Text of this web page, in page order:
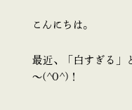
こんにちは。
最近、「白すぎる」
～(^O^)！